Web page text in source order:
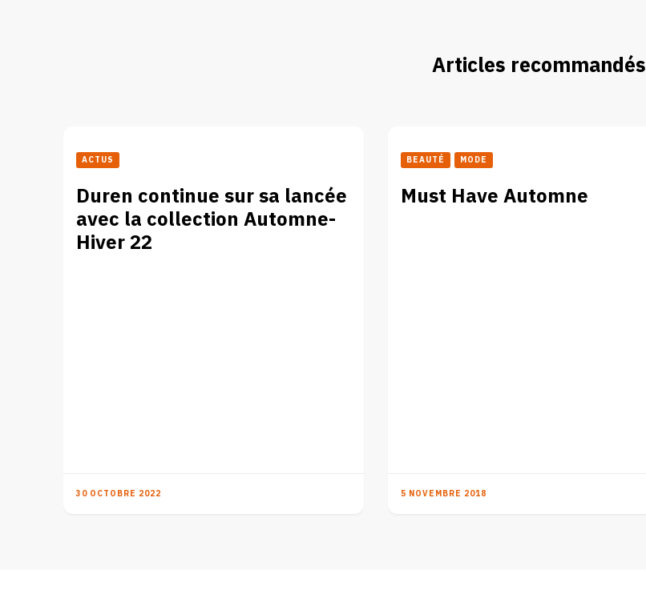
Articles recommandés
ACTUS
Duren continue sur sa lancée
avec la collection Automne-
Hiver 22
30 OCTOBRE 2022
BEAUTÉ MODE
Must Have Automne
5 NOVEMBRE 2018